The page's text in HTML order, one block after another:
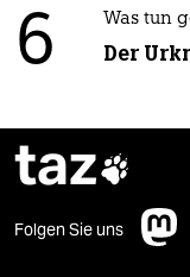
6 Was tun
Der
taz
Folgen Sie uns